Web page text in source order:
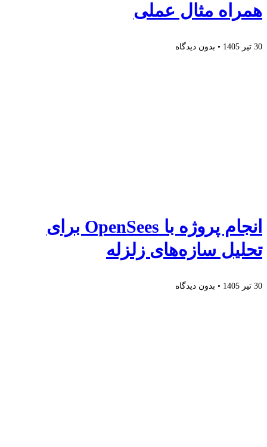
همراه مثال عملی
30 تیر 1405 بدون دیدگاه
انجام پروژه با OpenSees برای
تحلیل سازه‌های زلزله
30 تیر 1405 بدون دیدگاه